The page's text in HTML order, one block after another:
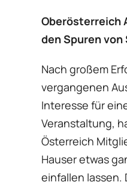
Oberösterreich
den Spuren von
Nach großem
vergangenen
Interesse für
Veranstaltung,
Österreich
Hauser etwas
einfallen lassen.